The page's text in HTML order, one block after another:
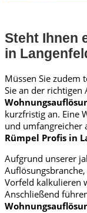
Steht Ihnen
in
Müssen Sie zudem
Sie an der richtigen
kurzfristig an. Eine
und umfangreicher
Rümpel Profis in
Aufgrund unserer
Vorfeld kalkulieren
Anschließend